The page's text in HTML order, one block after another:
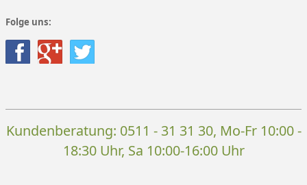
Folge uns:
Kundenberatung: 0511 - 31 31 30, Mo-Fr 10:00 -
18:30 Uhr, Sa 10:00-16:00 Uhr